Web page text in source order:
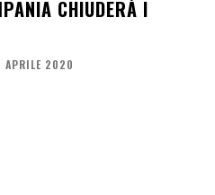
CHIUDERÀ I
APRILE 2020